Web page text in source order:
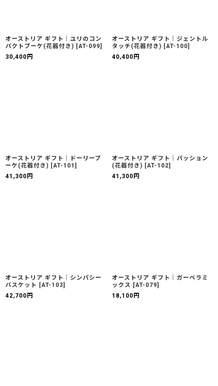
オーストリア ギフト｜ユリのコン
パクトブーケ(花器付き) [AT-099]
30,400 円
オーストリア ギフト｜ジェントル
タッチ(花器付き) [AT-100]
40,400 円
オーストリア ギフト｜ドーリーブ
ーケ(花器付き) [AT-101 ]
41,300 円
オーストリア ギフト｜パッション
(花器付き) [AT-102]
41,300 円
オーストリア ギフト｜シンパシー
バスケット
[AT-103]
42,700 円
オーストリア ギフト｜ガーベラミ
ックス
[AT-079]
18,100 円